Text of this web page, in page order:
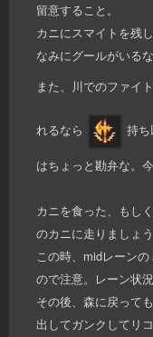
留意すること。
カニにスマイトを残
なみにグールがいる
また、川でのファイ
れるなら 持
はちょっと勘弁な。
カニを食った、もし
のカニに走りましょう
この時、midレーン
ので注意。レーン状
その後、森に戻って
出してガンクしてリ